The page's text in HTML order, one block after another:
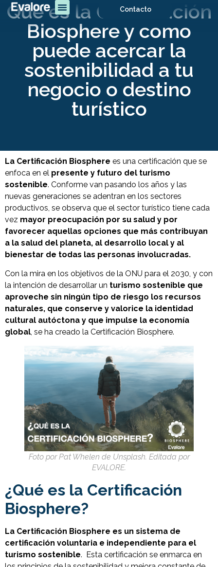
Contacto
Qué es la Certificación
Biosphere y como
puede acercar la
sostenibilidad a tu
negocio o destino
turístico
La Certificación Biosphere es una certificación que se
enfoca en el presente y futuro del turismo
sostenible. Conforme van pasando los años y las
nuevas generaciones se adentran en los sectores
productivos, se observa que el sector turístico tiene cada
vez mayor preocupación por su salud y por
favorecer aquellas opciones que más contribuyan
a la salud del planeta, al desarrollo local y al
bienestar de todas las personas involucradas.
Con la mira en los objetivos de la ONU para el 2030, y con
la intención de desarrollar un turismo sostenible que
aproveche sin ningún tipo de riesgo los recursos
naturales, que conserve y valorice la identidad
cultural autóctona y que impulse la economía
global , se ha creado la Certificación Biosphere.
Foto por Pat Whelen de Unsplash. Editada por
EVALORE.
¿Qué es la Certificación
Biosphere?
La Certificación Biosphere es un sistema de
certificación voluntaria e independiente para el
turismo sostenible. Esta certificación se enmarca en